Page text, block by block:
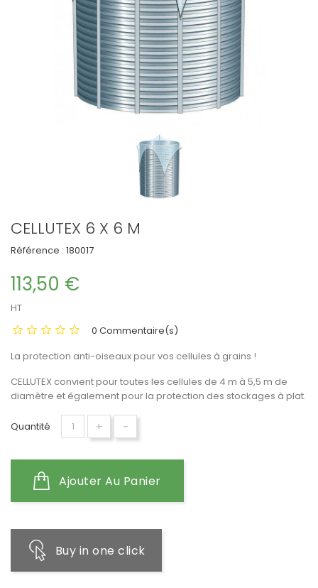
CELLUTEX 6 X 6 M
Référence : 180017
113,50 €
HT
0 Commentaire(s)
La protection anti-oiseaux pour vos cellules à grains !
CELLUTEX convient pour toutes les cellules de 4 m à 5,5 m de
diamètre et également pour la protection des stockages à plat.
Quantité + -
Ajouter Au Panier
Buy in one click